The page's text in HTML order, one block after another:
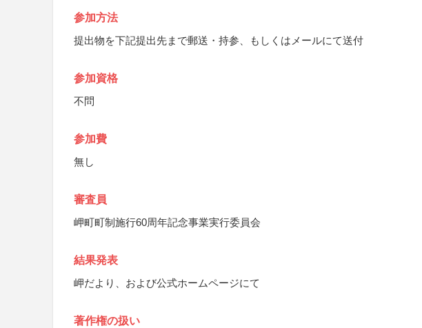
参加方法
提出物を下記提出先まで郵送・持参、もしくはメールにて送付
参加資格
不問
参加費
無し
審査員
岬町町制施行60周年記念事業実行委員会
結果発表
岬だより、および公式ホームページにて
著作権の扱い